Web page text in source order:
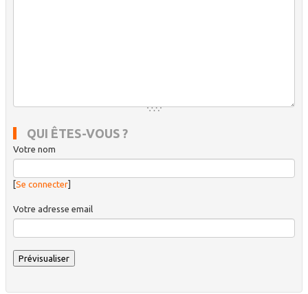
QUI ÊTES-VOUS ?
Votre nom
Se connecter]
Votre adresse email